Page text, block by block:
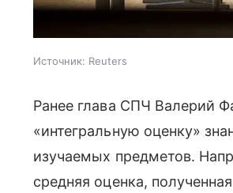
Источник: Reuters
Ранее глава СПЧ Валерий
«интегральную оценку»
изучаемых предметов.
средняя оценка,